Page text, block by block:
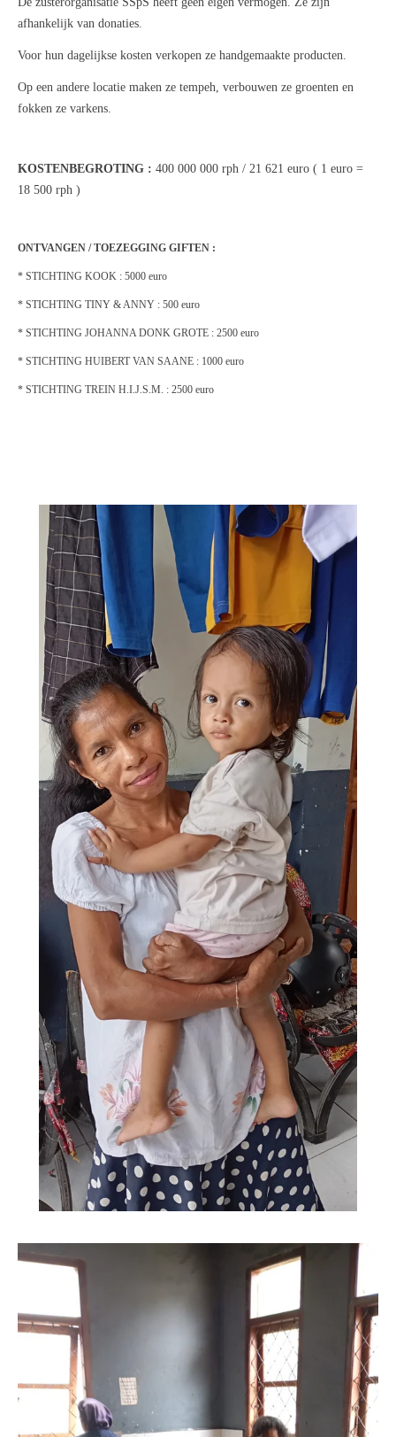
afhankelijk van donaties.
Voor hun dagelijkse kosten verkopen ze handgemaakte producten.
Op een andere locatie maken ze tempeh, verbouwen ze groenten en
fokken ze varkens.
KOSTENBEGROTING : 400 000 000 rph / 21 621 euro ( 1 euro =
18 500 rph )
ONTVANGEN / TOEZEGGING GIFTEN :
* STICHTING KOOK : 5000 euro
* STICHTING TINY & ANNY : 500 euro
* STICHTING JOHANNA DONK GROTE : 2500 euro
* STICHTING HUIBERT VAN SAANE : 1000 euro
* STICHTING TREIN H.I.J.S.M. : 2500 euro